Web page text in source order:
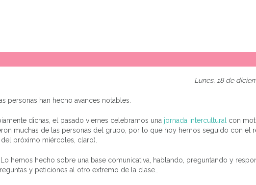
Lunes, 18 de
personas han hecho avances notables.
dichas, el pasado viernes celebramos una jornada intercultural
con
muchas de las personas del grupo, por lo que hoy hemos seguido con el
próximo miércoles, claro).
hemos hecho sobre una base comunicativa, hablando, preguntando y
y peticiones al otro extremo de la clase…